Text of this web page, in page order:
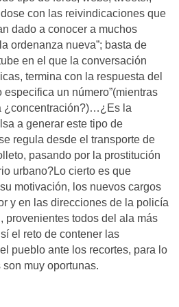
con las reivindicaciones que
dado a conocer a muchos
ordenanza nueva”; basta de
en el que la conversación
termina con la respuesta del
especifica un número”(mientras
¿concentración?)…¿Es la
a generar este tipo de
regula desde el transporte de
pasando por la prostitución
urbano?Lo cierto es que
motivación, los nuevos cargos
y en las direcciones de la policía
provenientes todos del ala más
el reto de contener las
pueblo ante los recortes, para lo
muy oportunas.